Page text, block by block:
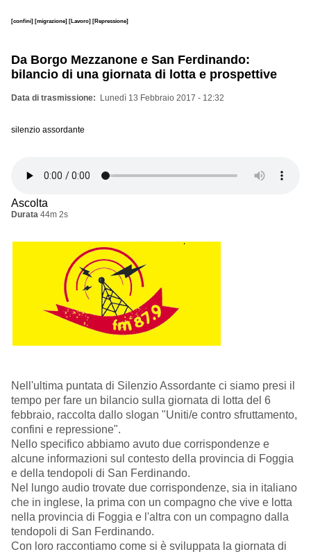
[confini] [migrazione] [Lavoro] [Repressione]
Da Borgo Mezzanone e San Ferdinando:
bilancio di una giornata di lotta e prospettive
Data di trasmissione Lunedì 13 Febbraio 2017 - 12:32
silenzio assordante
Ascolta
Durata 44m 2s
Nell'ultima puntata di Silenzio Assordante ci siamo presi il
tempo per fare un bilancio sulla giornata di lotta del 6
febbraio, raccolta dallo slogan "Uniti/e contro sfruttamento,
confini e repressione".
Nello specifico abbiamo avuto due corrispondenze e
alcune informazioni sul contesto della provincia di Foggia
e della tendopoli di San Ferdinando.
Nel lungo audio trovate due corrispondenze, sia in italiano
che in inglese, la prima con un compagno che vive e lotta
nella provincia di Foggia e l'altra con un compagno dalla
tendopoli di San Ferdinando.
Con loro raccontiamo come si è sviluppata la giornata di